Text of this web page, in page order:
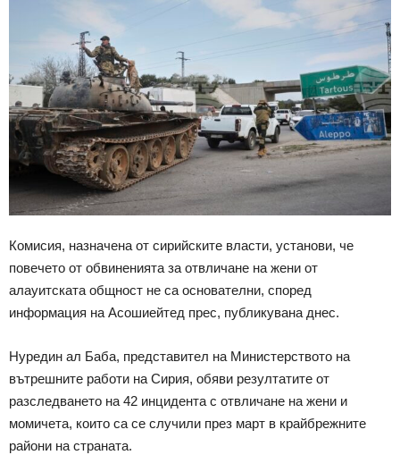
Комисия, назначена от сирийските власти, установи, че
повечето от обвиненията за отвличане на жени от
алауитската общност не са основателни, според
информация на Асошиейтед прес, публикувана днес.
Нуредин ал Баба, представител на Министерството на
вътрешните работи на Сирия, обяви резултатите от
разследването на 42 инцидента с отвличане на жени и
момичета, които са се случили през март в крайбрежните
райони на страната.